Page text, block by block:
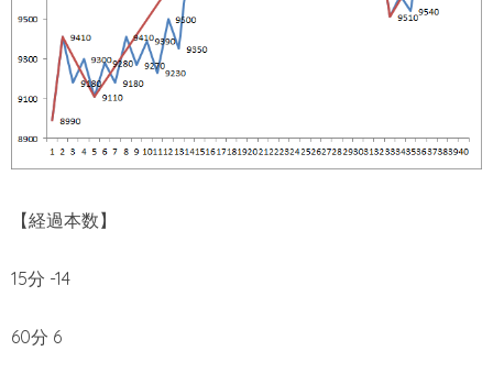
【経過本数】
15分 -14
60分 6